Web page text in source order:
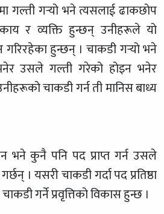
गल्ती गर्‍यो भने त्यसलाई ढाकछोप
र व्यक्ति हुन्छन् उनीहरूले यो
गरिरहेका हुन्छन् । चाकडी गर्‍यो भने
उसले गल्ती गरेको होइन भनेर
चाकडी गर्न ती मानिस बाध्य
भने कुनै पनि पद प्राप्त गर्न उसले
। यसरी चाकडी गर्दा पद प्रतिष्ठा
गर्ने प्रवृत्तिको विकास हुन्छ ।